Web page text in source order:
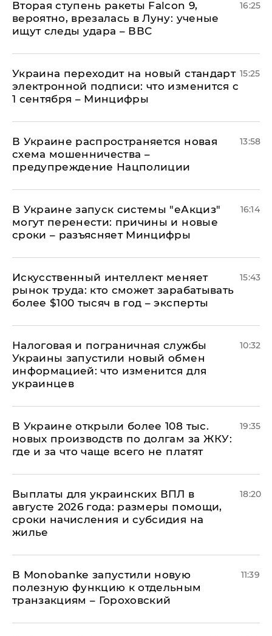
Вторая ступень ракеты Falcon 9,
вероятно, врезалась в Луну: ученые
ищут следы удара – ВВС
16:25
Украина переходит на новый стандарт
электронной подписи: что изменится с
1 сентября – Минцифры
15:25
В Украине распространяется новая
схема мошенничества –
предупреждение Нацполиции
13:58
В Украине запуск системы "еАкциз"
могут перенести: причины и новые
сроки – разъясняет Минцифры
16:14
Искусственный интеллект меняет
рынок труда: кто сможет зарабатывать
более $100 тысяч в год – эксперты
15:43
Налоговая и пограничная службы
Украины запустили новый обмен
информацией: что изменится для
украинцев
10:32
В Украине открыли более 108 тыс.
новых производств по долгам за ЖКУ:
где и за что чаще всего не платят
19:35
Выплаты для украинских ВПЛ в
августе 2026 года: размеры помощи,
сроки начисления и субсидия на
жилье
18:20
В Мonobankе запустили новую
полезную функцию к отдельным
транзакциям – Гороховский
11:39